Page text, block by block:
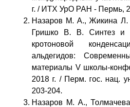
г. / ИТХ УрО РАН - Пермь,
Назаров М. А., Жикина
Гришко В. В. Синтез и
кротоновой
альдегидов:
материалы V школы-
2018 г. / Перм. гос. нац.
203-204.
Назаров М. А.,